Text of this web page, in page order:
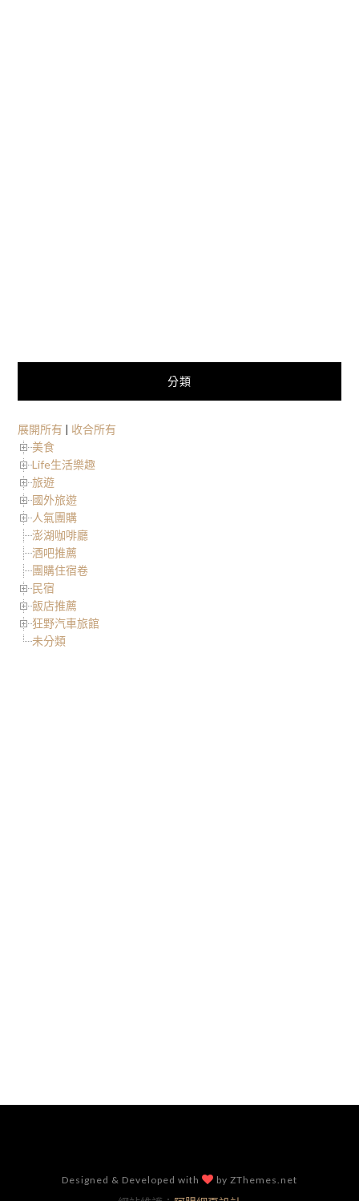
分類
展開所有 | 收合所有
美食
Life生活樂趣
旅遊
國外旅遊
人氣團購
澎湖咖啡廳
酒吧推薦
團購住宿卷
民宿
飯店推薦
狂野汽車旅館
未分類
Designed & Developed with by ZThemes.net